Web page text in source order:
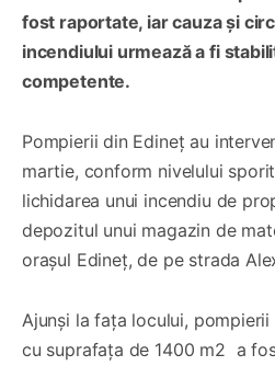
fost raportate, iar cauza și
incendiului urmează a fi
competente.
Pompierii din Edineț au
martie, conform nivelului
lichidarea unui incendiu de
depozitul unui magazin de
orașul Edineț, de pe strada
Ajunși la fața locului,
cu suprafața de 1400 m2 a